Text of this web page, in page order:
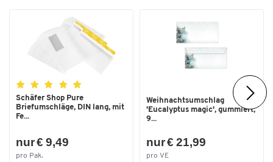
Schäfer Shop Pure
Briefumschläge, DIN lang, mit
Fe...
nur € 9,49
pro Pak.
Weihnachtsumschlag
'Eucalyptus magic', gummiert,
9...
nur € 21,99
pro VE